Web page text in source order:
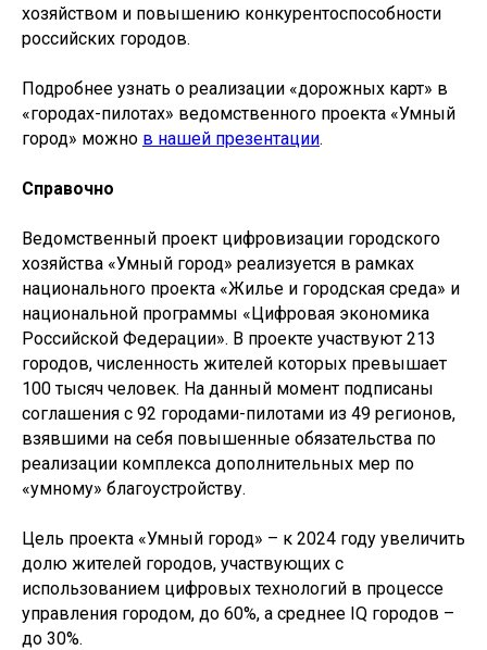
хозяйством и повышению конкурентоспособности
российских городов.
Подробнее узнать о реализации «дорожных карт» в
«городах-пилотах» ведомственного проекта «Умный
город» можно в нашей презентации.
Справочно
Ведомственный проект цифровизации городского
хозяйства «Умный город» реализуется в рамках
национального проекта «Жилье и городская среда» и
национальной программы «Цифровая экономика
Российской Федерации». В проекте участвуют 213
городов, численность жителей которых превышает
100 тысяч человек. На данный момент подписаны
соглашения с 92 городами-пилотами из 49 регионов,
взявшими на себя повышенные обязательства по
реализации комплекса дополнительных мер по
«умному» благоустройству.
Цель проекта «Умный город» – к 2024 году увеличить
долю жителей городов, участвующих с
использованием цифровых технологий в процессе
управления городом, до 60%, а среднее IQ городов –
до 30%.
© ФАУ «ПРОЕКТНАЯ ДИРЕКЦИЯ
МИНСТРОЯ РОССИИ», 2022–2025
119435, Москва, ул. Большая Пироговская, 23
+7 (495) 419-94-00
post@pdminstroy.ru
О дирекции
О Дирекции
Руководство Дирекции